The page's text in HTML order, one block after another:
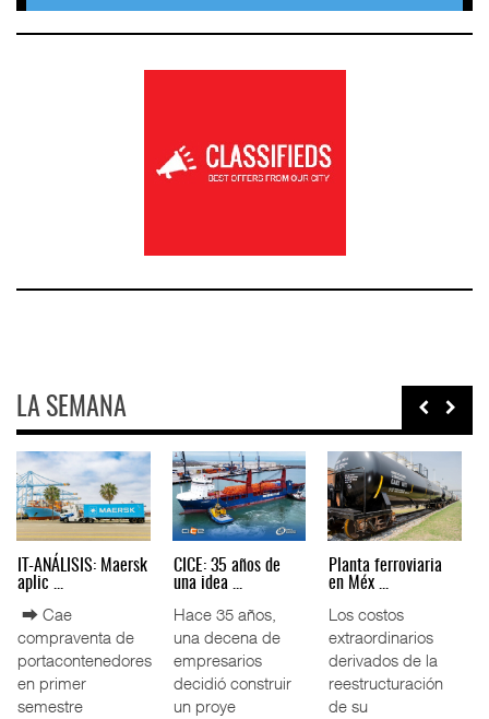
LA SEMANA
treinta y
mundial
TMAZ eleva 77%
movimiento ...
La Terminal
Marítima de
Mazatlán (TMAZ),
portuaria de
EE.UU. plantea
nuevas res ...
La Administración
Federal de
Ferrocarriles de
los Estados
IT-
en primer